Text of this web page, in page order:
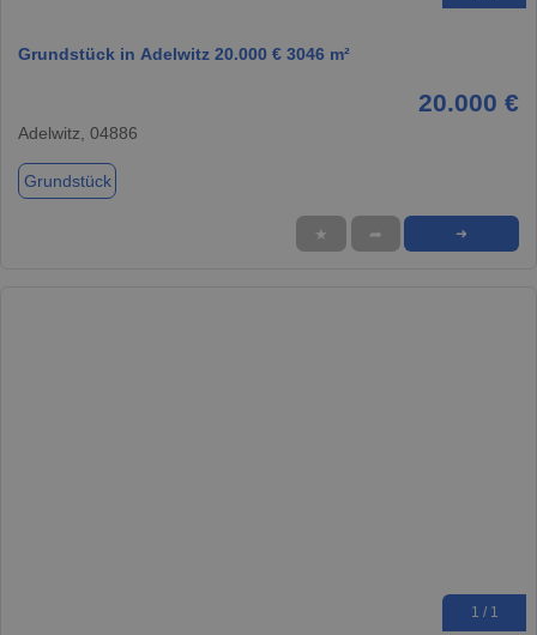
Grundstück in Adelwitz 20.000 € 3046 m²
20.000 €
Adelwitz, 04886
Grundstück
★ ➦ ➜
1 / 1